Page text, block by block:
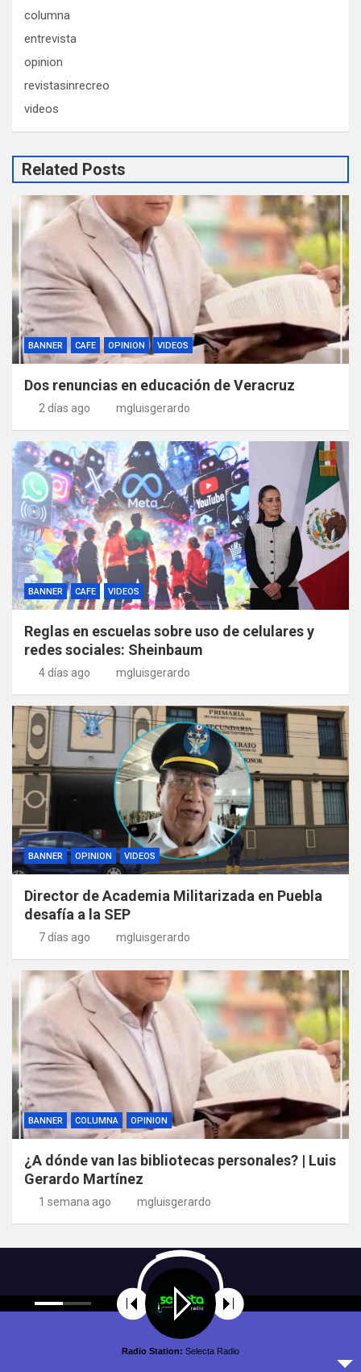
columna
entrevista
opinion
revistasinrecreo
videos
Related Posts
BANNER CAFE OPINION VIDEOS
Dos renuncias en educación de Veracruz
2 días ago mgluisgerardo
BANNER CAFE VIDEOS
Reglas en escuelas sobre uso de celulares y
redes sociales: Sheinbaum
4 días ago mgluisgerardo
BANNER OPINION VIDEOS
Director de Academia Militarizada en Puebla
desafía a la SEP
7 días ago mgluisgerardo
BANNER COLUMNA OPINION
¿A dónde van las bibliotecas personales? | Luis
Gerardo Martínez
1 semana ago mgluisgerardo
Radio Station: Selecta Radio
Copyright © All rights reserved | Theme by